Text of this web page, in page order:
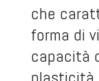
che
forma di
capacità